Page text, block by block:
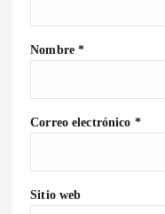
Nombre*
Correo electrónico *
Sitio web